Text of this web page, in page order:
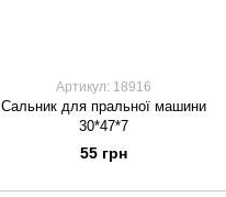
Артикул: 18916
Сальник для пральної машини
30*47*7
55 грн